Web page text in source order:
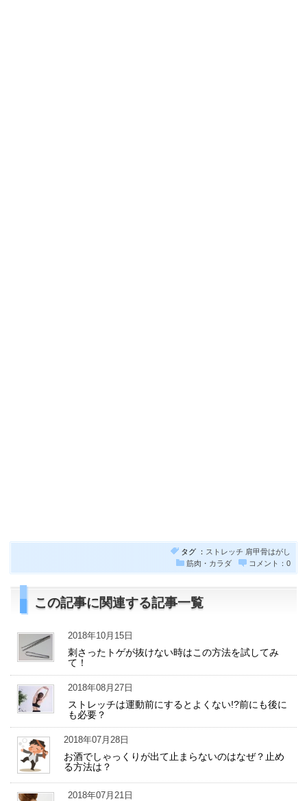
タグ ：ストレッチ 肩甲骨はがし
筋肉・カラダ
コメント：0
この記事に関連する記事一覧
2018年10月15日
刺さったトゲが抜けない時はこの方法を試してみ
て！
2018年08月27日
ストレッチは運動前にするとよくない!?前にも後に
も必要？
2018年07月28日
お酒でしゃっくりが出て止まらないのはなぜ？止め
る方法は？
2018年07月21日